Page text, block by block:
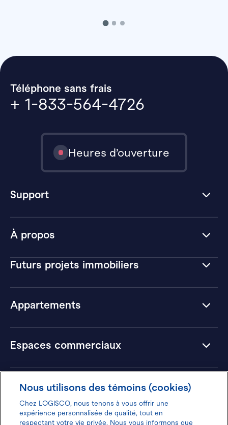
À propos
Futurs projets immobiliers
Appartements
Espaces commerciaux
Hôtels
Téléphone sans frais
+ 1-833-564-4726
Heures d’ouverture
Support
Nous utilisons des témoins (cookies)
Chez LOGISCO, nous tenons à vous offrir une
expérience personnalisée de qualité, tout en
respectant votre vie privée. Nous vous informons que